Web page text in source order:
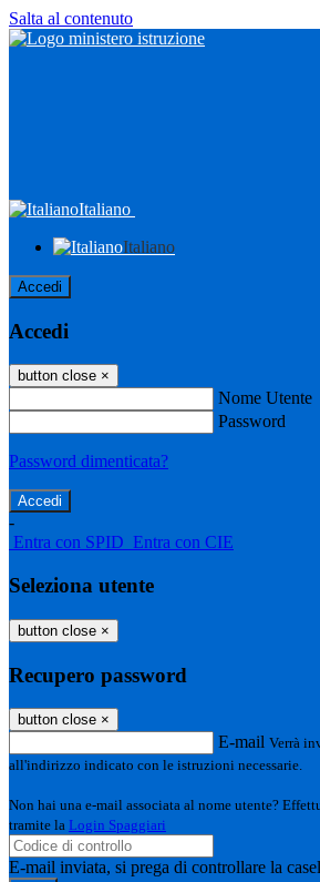
Salta al contenuto
Italiano
Italiano
Accedi
Accedi
button close ×
Nome Utente
Password
Password dimenticata?
-
Entra con SPID Entra con CIE
Seleziona utente
button close ×
Recupero password
button close ×
E-mail Verrà
all'indirizzo indicato con le istruzioni necessarie.
Non hai una e-mail associata al nome utente?
tramite la Login Spaggiari
E-mail inviata, si prega di controllare la